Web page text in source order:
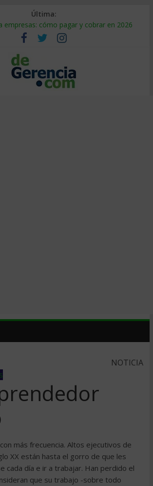
Última:
empresas: cómo pagar y cobrar en 2026
qué es y por qué sale tan caro
personal: cómo auditarla a tiempo
en la cadena de suministro: qué hacer
de EE. UU.: cómo segmentarlo y venderle
NOTICIA
más frecuencia. Altos ejecutivos de
XX están hasta el gorro de que les
cada día e ir a trabajar. Han perdido el
que su trabajo -sobre todo